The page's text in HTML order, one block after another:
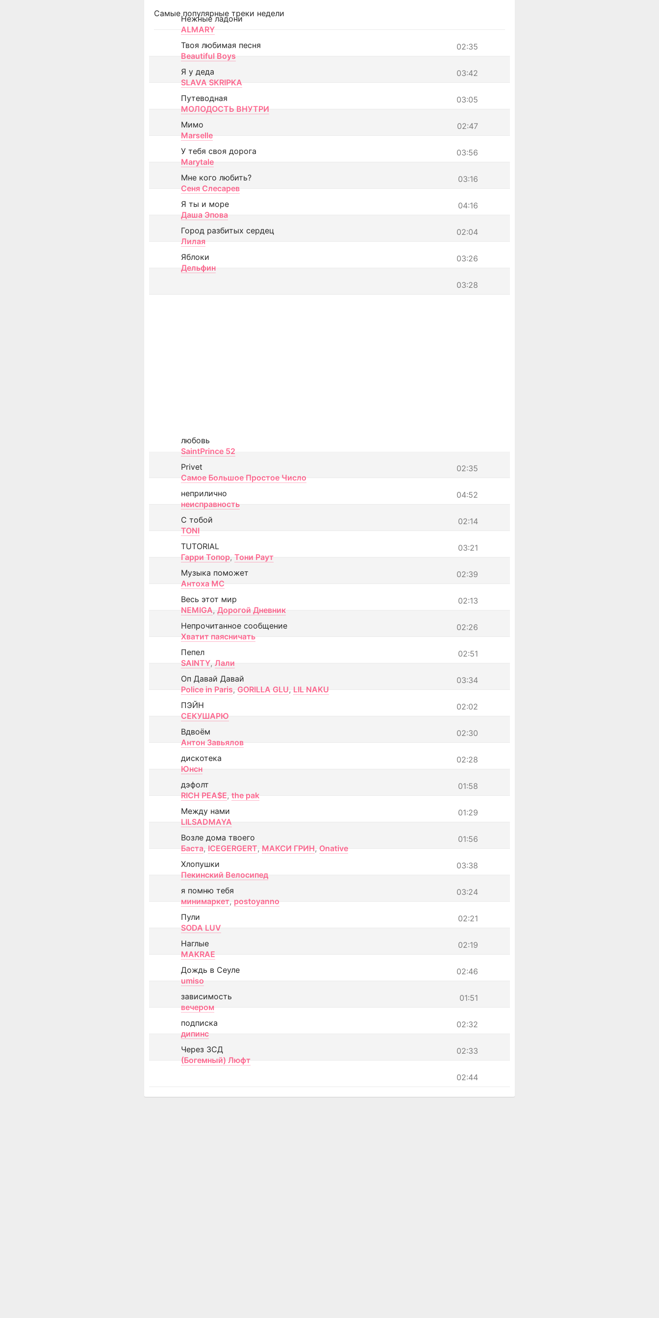
Самые популярные треки недели
Нежные ладони
ALMARY
02:35
Твоя любимая песня
Beautiful Boys
03:42
Я у деда
SLAVA SKRIPKA
03:05
Путеводная
МОЛОДОСТЬ ВНУТРИ
02:47
Мимо
Marselle
03:56
У тебя своя дорога
Marytale
03:16
Мне кого любить?
Сеня Слесарев
04:16
Я ты и море
Даша Эпова
02:04
Город разбитых сердец
Лилая
03:26
Яблоки
Дельфин
03:28
любовь
SaintPrince 52
02:35
Privet
Самое Большое Простое Число
04:52
неприлично
неисправность
02:14
С тобой
TONI
03:21
TUTORIAL
Гарри Топор, Тони Раут
02:39
Музыка поможет
Антоха МС
02:13
Весь этот мир
NEMIGA, Дорогой Дневник
02:26
Непрочитанное сообщение
Хватит паясничать
02:51
Пепел
SAINTY, Лали
03:34
Оп Давай Давай
Police in Paris, GORILLA GLU, LIL NAKU
02:02
ПЭЙН
СЕКУШАРЮ
02:30
Вдвоём
Антон Завьялов
02:28
дискотека
Юнсн
01:58
дэфолт
RICH PEA$E, the pak
01:29
Между нами
LILSADMAYA
01:56
Возле дома твоего
Баста, ICEGERGERT, МАКСИ ГРИН, Onative
03:38
Хлопушки
Пекинский Велосипед
03:24
я помню тебя
минимаркет, postoyanno
02:21
Пули
SODA LUV
02:19
Наглые
MAKRAE
02:46
Дождь в Сеуле
umiso
01:51
зависимость
вечером
02:32
подписка
дипинс
02:33
Через ЗСД
(Богемный) Люфт
02:44